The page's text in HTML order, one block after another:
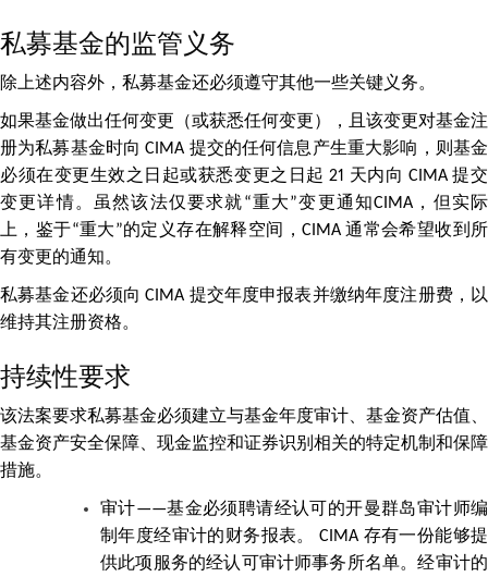
私募基金的监管义务
除上述内容外，私募基金还必须遵守其他一些关键义务。
如果基金做出任何变更（或获悉任何变更），且该变更对基金注
册为私募基金时向 CIMA 提交的任何信息产生重大影响，则基金
必须在变更生效之日起或获悉变更之日起 21 天内向 CIMA 提交
变更详情。虽然该法仅要求就“重大”变更通知CIMA，但实际
上，鉴于“重大”的定义存在解释空间，CIMA 通常会希望收到所
有变更的通知。
私募基金还必须向 CIMA 提交年度申报表并缴纳年度注册费，以
维持其注册资格。
持续性要求
该法案要求私募基金必须建立与基金年度审计、基金资产估值、
基金资产安全保障、现金监控和证券识别相关的特定机制和保障
措施。
审计——基金必须聘请经认可的开曼群岛审计师编
制年度经审计的财务报表。 CIMA 存有一份能够提
供此项服务的经认可审计师事务所名单。经审计的